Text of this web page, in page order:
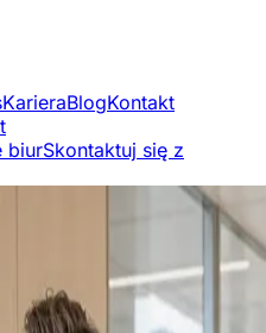
KarieraBlogKontakt
biurSkontaktuj się z